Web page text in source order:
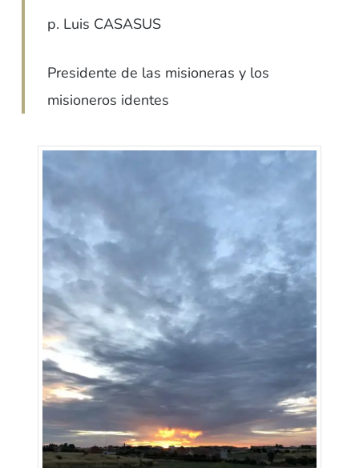
p. Luis CASASUS
Presidente de las misionerasy los
misioneros identes